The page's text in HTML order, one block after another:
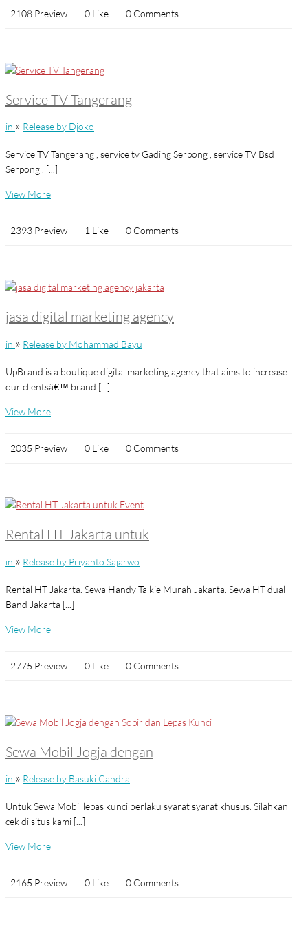
2108 Preview 0 Like 0 Comments
Service TV Tangerang
in » Release by Djoko
Service TV Tangerang , service tv Gading Serpong , service TV Bsd
Serpong , [...]
View More
2393 Preview 1 Like 0 Comments
jasa digital marketing agency
in » Release by Mohammad Bayu
UpBrand is a boutique digital marketing agency that aims to increase
our clientsâ€™ brand [...]
View More
2035 Preview 0 Like 0 Comments
Rental HT Jakarta untuk
in » Release by Priyanto Sajarwo
Rental HT Jakarta. Sewa Handy Talkie Murah Jakarta. Sewa HT dual
Band Jakarta [...]
View More
2775 Preview 0 Like 0 Comments
Sewa Mobil Jogja dengan
in » Release by Basuki Candra
Untuk Sewa Mobil lepas kunci berlaku syarat syarat khusus. Silahkan
cek di situs kami [...]
View More
2165 Preview 0 Like 0 Comments